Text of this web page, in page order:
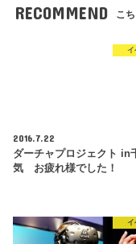
RECOMMEND こ
イ
2016.7.22
ダーチャプロジェクト in
気 お疲れ様でした！
イ